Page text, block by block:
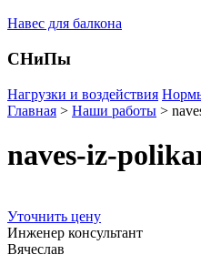
Навес для балкона
СНиПы
Нагрузки и воздействия
Главная > Наши работы >
naves-iz-
Уточнить цену
Инженер консультант
Вячеслав